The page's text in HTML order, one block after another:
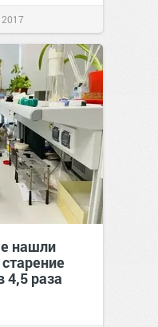
2017
нашли
4,5 раза